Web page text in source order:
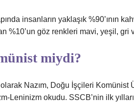
insanların yaklaşık %90’ının
%10’un göz renkleri mavi, yeşil, gri
miydi?
Nazım, Doğu İşçileri Komünist
Leninizm okudu. SSCB’nin ilk